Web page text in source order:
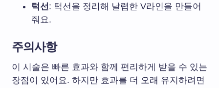
턱선: 턱선을 정리해 날렵한 V라인을 만들어
줘요.
주의사항
이 시술은 빠른 효과와 함께 편리하게 받을 수 있는
장점이 있어요. 하지만 효과를 더 오래 유지하려면